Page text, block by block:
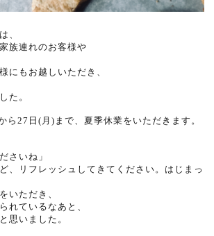
、
族連れのお客様や
にもお越しいただき、
た。
ら27日(月)まで、夏季休業をいただきます。
さいね」
、リフレッシュしてきてください。はじまっ
いただき、
れているなあと、
思いました。